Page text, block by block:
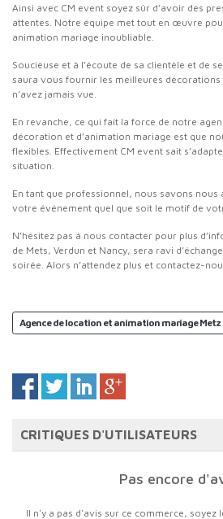
Ainsi avec CM event soyez sûr d’avoir des
attentes. Notre équipe met tout en œuvre
animation mariage inoubliable.
Soucieuse et à l’écoute de sa clientèle et de
saura vous fournir les meilleures
n’avez jamais vue.
En revanche, ce qui fait la force de notre
décoration et d’animation mariage est que
flexibles. Effectivement CM event sait
situation.
En tant que professionnel, nous savons nous
votre événement quel que soit le motif de
N’hésitez pas à nous contacter pour plus
de Mets, Verdun et Nancy, sera ravi
soirée. Alors n’attendez plus et contactez-
Agence de location et animation mariage Metz
CRITIQUES D'UTILISATEURS
Pas encore
Il n'y a pas d'avis sur ce commerce,